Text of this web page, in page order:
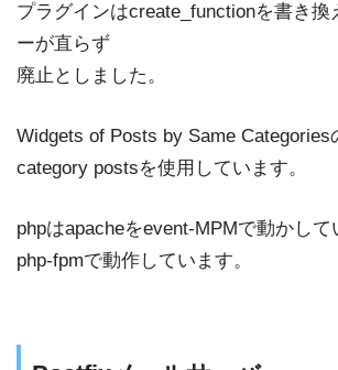
プラグインはcreate_functionを書き換
ーが直らず
廃止としました。
Widgets of Posts by Same Categories
category postsを使用しています。
phpはapacheをevent-MPMで動かして
php-fpmで動作しています。